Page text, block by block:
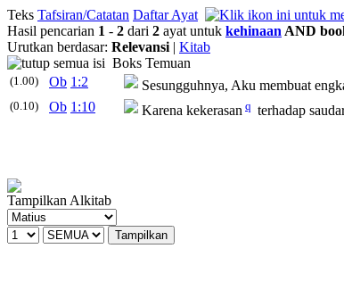
Teks Tafsiran/Catatan Daftar Ayat
Hasil pencarian 1 - 2 dari 2 ayat untuk kehinaan AND
Urutkan berdasar: Relevansi | Kitab
Boks Temuan
(1.00) Ob 1:2 Sesungguhnya, Aku membuat
(0.10) Ob 1:10 Karena kekerasan q terhadap
Tampilkan Alkitab